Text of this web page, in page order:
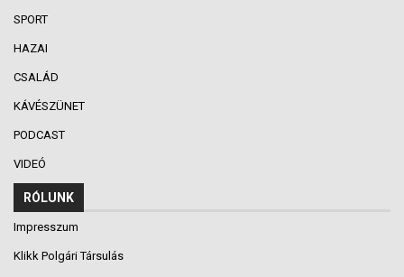
SPORT
HAZAI
CSALÁD
KÁVÉSZÜNET
PODCAST
VIDEÓ
RÓLUNK
Impresszum
Klikk Polgári Társulás